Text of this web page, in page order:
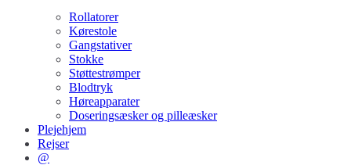
Rollatorer
Kørestole
Gangstativer
Stokke
Støttestrømper
Blodtryk
Høreapparater
Doseringsæsker og pilleæsker
Plejehjem
Rejser
@